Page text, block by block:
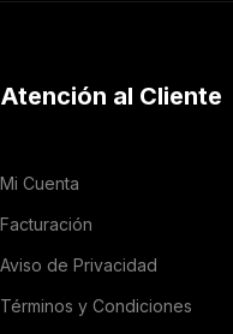
Atención al Cliente
Mi Cuenta
Facturación
Aviso de Privacidad
Términos y Condiciones